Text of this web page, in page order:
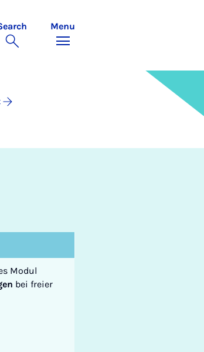
Menu
Modul
bei freier